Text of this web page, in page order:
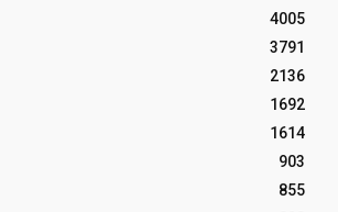
4005
3791
2136
1692
1614
903
855